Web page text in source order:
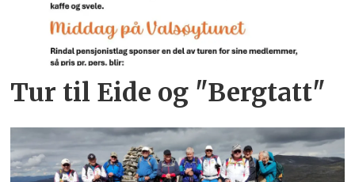
Tur til Eide og "Bergtatt"